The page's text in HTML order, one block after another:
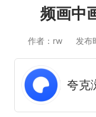
频画中
作者：rw 发布
夸克